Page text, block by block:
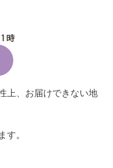
上、お届けできない地
す。